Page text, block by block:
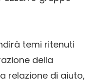
temi ritenuti
della
relazione di aiuto,